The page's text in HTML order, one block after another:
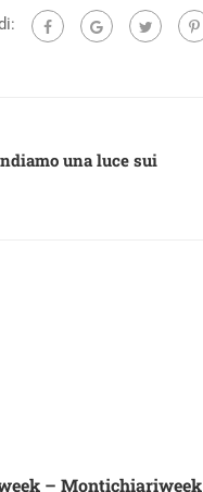
una luce sui
– Montichiariweek